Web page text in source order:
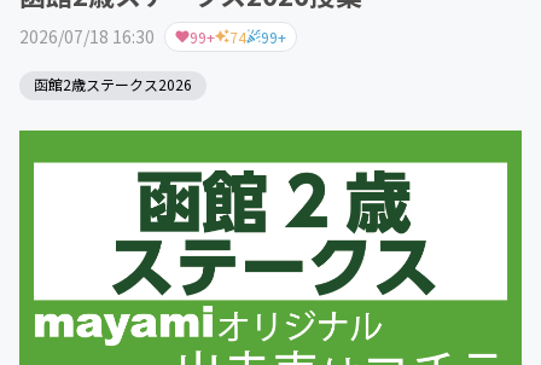
2026/07/18 16:30 99+ 74 99+
函館2歳ステークス2026